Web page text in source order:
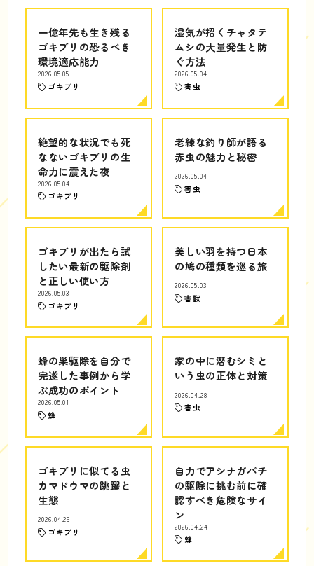
一億年先も生き残る
ゴキブリの恐るべき
環境適応能力
2026.05.05
ゴキブリ
湿気が招くチャタテ
ムシの大量発生と防
ぐ方法
2026.05.04
害虫
絶望的な状況でも死
なないゴキブリの生
命力に震えた夜
2026.05.04
ゴキブリ
老練な釣り師が語る
赤虫の魅力と秘密
2026.05.04
害虫
ゴキブリが出たら試
したい最新の駆除剤
と正しい使い方
2026.05.03
ゴキブリ
美しい羽を持つ日本
の鳩の種類を巡る旅
2026.05.03
害獣
蜂の巣駆除を自分で
完遂した事例から学
ぶ成功のポイント
2026.05.01
蜂
家の中に潜むシミと
いう虫の正体と対策
2026.04.28
害虫
ゴキブリに似てる虫
カマドウマの跳躍と
生態
2026.04.26
ゴキブリ
自力でアシナガバチ
の駆除に挑む前に確
認すべき危険なサイ
ン
2026.04.24
蜂